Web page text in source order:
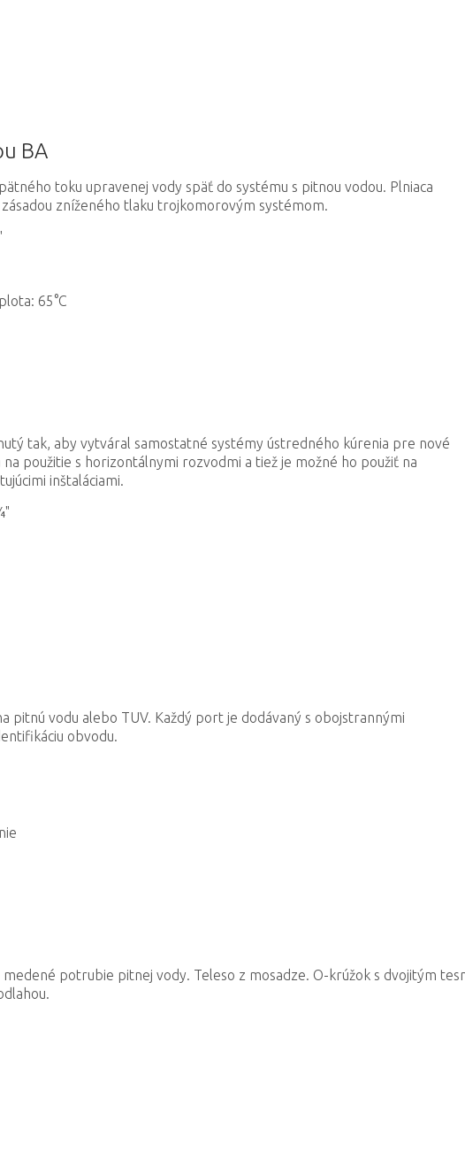
BA
toku upravenej vody späť do systému s pitnou vodou. Plniaca
zníženého tlaku trojkomorovým systémom.
65°C
tak, aby vytváral samostatné systémy ústredného kúrenia pre nové
na použitie s horizontálnymi rozvodmi a tiež je možné ho použiť na
inštaláciami.
"
pitnú vodu alebo TUV. Každý port je dodávaný s obojstrannými
obvodu.
potrubie pitnej vody. Teleso z mosadze. O-krúžok s dvojitým